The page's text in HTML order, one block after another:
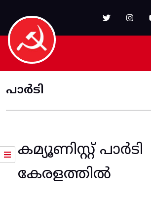
പാർടി
കമ്യൂണിസ്റ്റ് പാർടി
കേരളത്തിൽ